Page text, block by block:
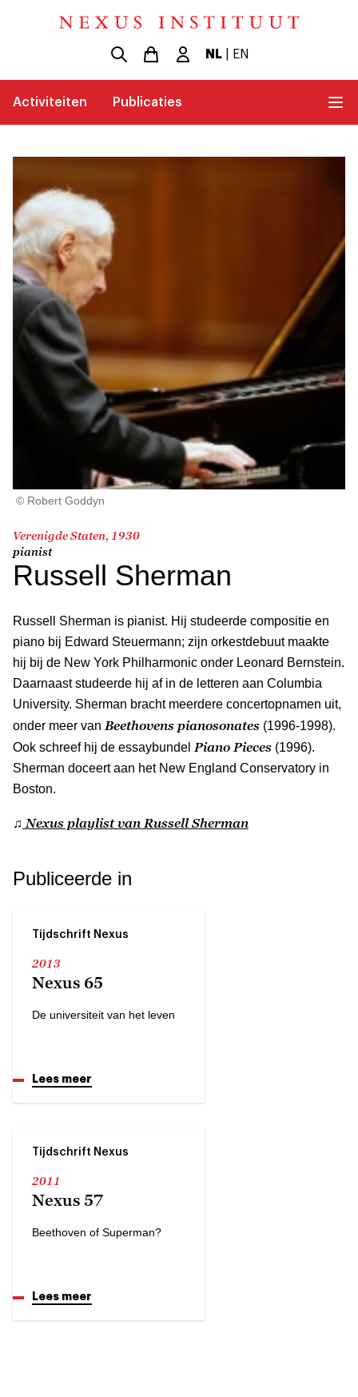
NL| EN
Activiteiten Publicaties
© Robert Goddyn
Verenigde Staten, 1930
pianist
Russell Sherman
Russell Sherman is pianist. Hij studeerde compositie en
piano bij Edward Steuermann; zijn orkestdebuut maakte
hij bij de New York Philharmonic onder Leonard Bernstein.
Daarnaast studeerde hij af in de letteren aan Columbia
University. Sherman bracht meerdere concertopnamen uit,
onder meer van Beethovens pianosonates (1996-1998).
Ook schreef hij de essaybundel Piano Pieces (1996).
Sherman doceert aan het New England Conservatory in
Boston.
♫ Nexus playlist van Russell Sherman
Publiceerde in
Tijdschrift Nexus
2013
Nexus 65
De universiteit van het leven
Lees meer
Tijdschrift Nexus
2011
Nexus 57
Beethoven of Superman?
Lees meer